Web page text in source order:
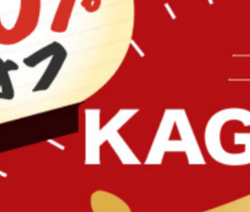
オフィスやモデルハウスなどイン